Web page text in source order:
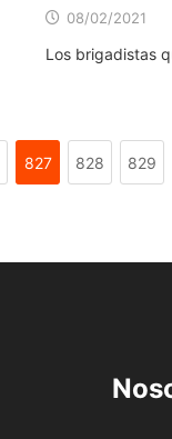
08/02/2021
Los brigadistas
827 828 829